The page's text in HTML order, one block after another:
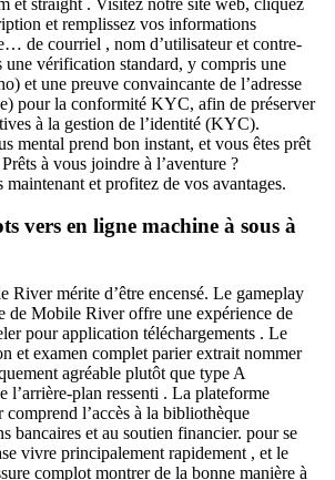
et remplissez vos informations
de courriel , nom d’utilisateur et contre-
une vérification standard, y compris une
et une preuve convaincante de l’adresse
pour la conformité KYC, afin de préserver
à la gestion de l’identité (KYC).
mental prend bon instant, et vous êtes prêt
à vous joindre à l’aventure ?
maintenant et profitez de vos avantages.
vers en ligne machine à sous à
River mérite d’être encensé. Le gameplay
de Mobile River offre une expérience de
pour application téléchargements . Le
et examen complet parier extrait nommer
agréable plutôt que type A
l’arrière-plan ressenti . La plateforme
l’accès à la bibliothèque
bancaires et au soutien financier. pour se
vivre principalement rapidement , et le
complot montrer de la bonne manière à